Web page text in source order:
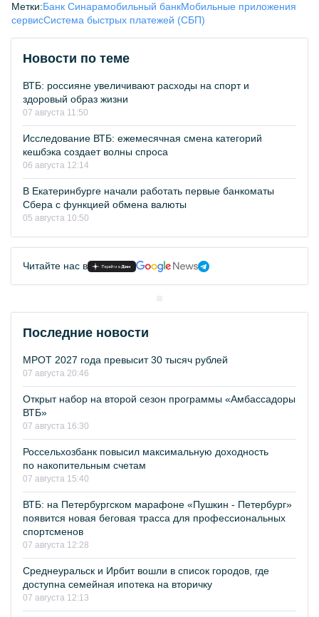
Метки:Банк Синарамобильный банкМобильные приложения
сервисСистема быстрых платежей (СБП)
Новости по теме
ВТБ: россияне увеличивают расходы на спорт и
здоровый образ жизни
07 августа 11:50
Исследование ВТБ: ежемесячная смена категорий
кешбэка создает волны спроса
06 августа 12:14
В Екатеринбурге начали работать первые банкоматы
Сбера с функцией обмена валюты
05 августа 10:50
Читайте нас в
Последние новости
МРОТ 2027 года превысит 30 тысяч рублей
07 августа 20:46
Открыт набор на второй сезон программы «Амбассадоры
ВТБ»
07 августа 16:30
Россельхозбанк повысил максимальную доходность
по накопительным счетам
07 августа 15:40
ВТБ: на Петербургском марафоне «Пушкин - Петербург»
появится новая беговая трасса для профессиональных
спортсменов
07 августа 12:28
Среднеуральск и Ирбит вошли в список городов, где
доступна семейная ипотека на вторичку
07 августа 12:13